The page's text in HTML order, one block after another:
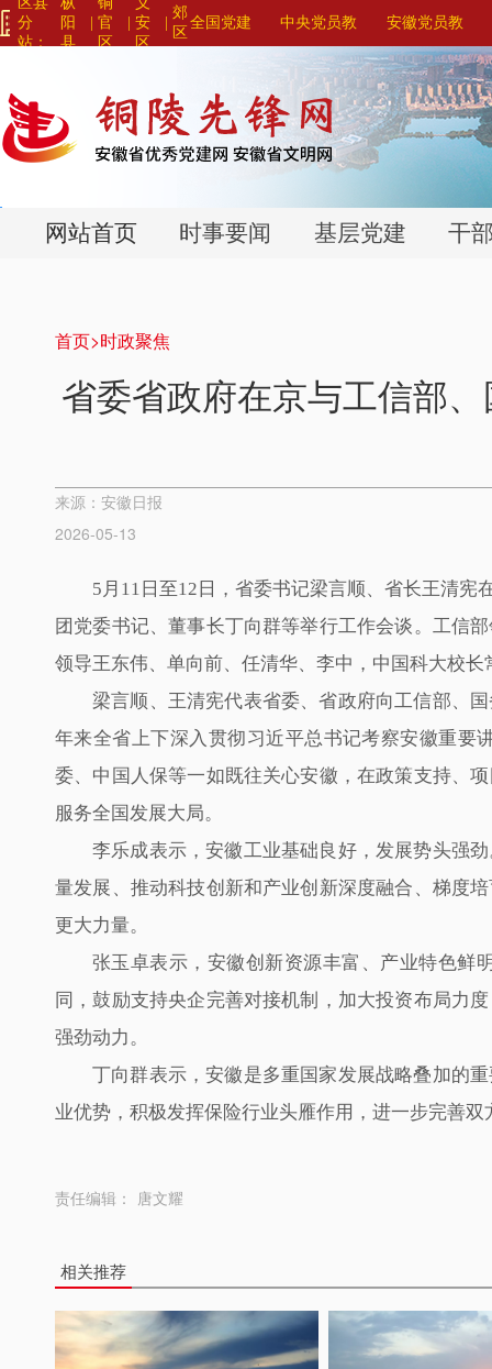
分
站：
阳
县
官
区
|安
区
|
郊
区
全国党建 中央党员教
育系列平台>
>
安徽党员教
育系列平台>
>
网站首页 时事要闻 基层党建 干
首页>时政聚焦
省委省政府在京与工信部
来源：安徽日报
2026-05-13
5月11日至12日，省委书记梁言顺、省长王清
团党委书记、董事长丁向群等举行工作会谈。工信
领导王东伟、单向前、任清华、李中，中国科大校
梁言顺、王清宪代表省委、省政府向工信部、
年来全省上下深入贯彻习近平总书记考察安徽重要
委、中国人保等一如既往关心安徽，在政策支持、
服务全国发展大局。
李乐成表示，安徽工业基础良好，发展势头强
量发展、推动科技创新和产业创新深度融合、梯度
更大力量。
张玉卓表示，安徽创新资源丰富、产业特色鲜
同，鼓励支持央企完善对接机制，加大投资布局力
强劲动力。
丁向群表示，安徽是多重国家发展战略叠加的
业优势，积极发挥保险行业头雁作用，进一步完善
责任编辑： 唐文耀
相关推荐